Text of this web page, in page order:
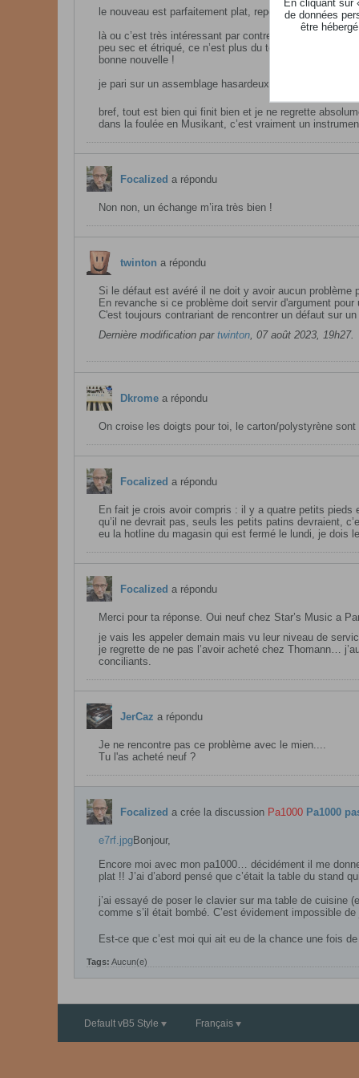
le nouveau est parfaitement plat, repose à merveille
là ou c’est très intéressant par contre c’est que le
peu sec et étriqué, ce n’est plus du tout le cas. Le
bonne nouvelle !
je pari sur un assemblage hasardeux de la coque qui
bref, tout est bien qui finit bien et je ne regrette
dans la foulée en Musikant, c’est vraiment un
Focalized a répondu
Non non, un échange m’ira très bien !
twinton a répondu
Si le défaut est avéré il ne doit y avoir aucun problème
En revanche si ce problème doit servir d'argument
C'est toujours contrariant de rencontrer un défaut sur
Dernière modification par twinton, 07 août 2023, 19h27.
Dkrome a répondu
On croise les doigts pour toi, le carton/polystyrène
Focalized a répondu
En fait je crois avoir compris : il y a quatre petits pieds
qu’il ne devrait pas, seuls les petits patins devraient,
eu la hotline du magasin qui est fermé le lundi, je dois
Focalized a répondu
Merci pour ta réponse. Oui neuf chez Star’s Music a
je vais les appeler demain mais vu leur niveau de
je regrette de ne pas l’avoir acheté chez Thomann…
conciliants.
JerCaz a répondu
Je ne rencontre pas ce problème avec le mien....
Tu l'as acheté neuf ?
Focalized a crée la discussion Pa1000 Pa1000
e7rf.jpgBonjour,
Encore moi avec mon pa1000… décidément il me
plat !! J’ai d’abord pensé que c’était la table du stand
j’ai essayé de poser le clavier sur ma table de cuisine
comme s’il était bombé. C’est évidement impossible
Est-ce que c’est moi qui ait eu de la chance une fois
Tags: Aucun(e)
Default vB5 Style Français
En cliquant sur
de données
être